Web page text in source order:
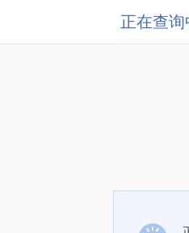
正在查询